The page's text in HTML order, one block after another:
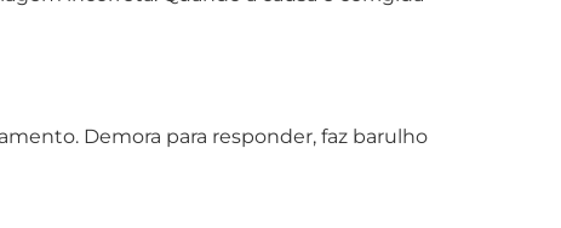
Demora para responder, faz barulho